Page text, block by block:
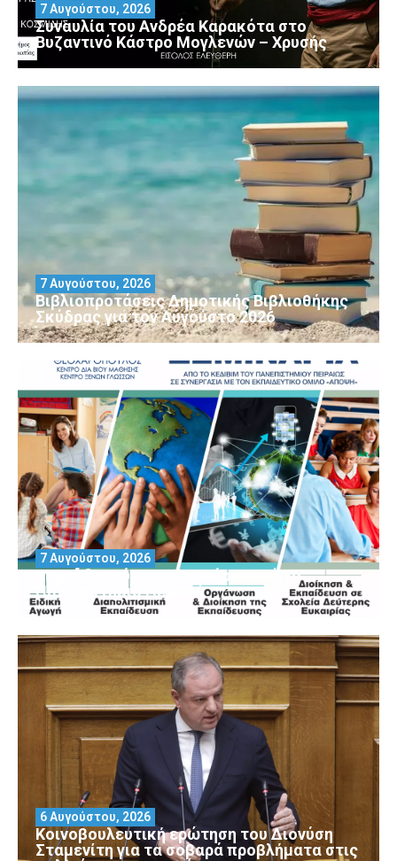
Συναυλία του Ανδρέα Καρακότα στο
Βυζαντινό Κάστρο Μογλενών – Χρυσής
7 Αυγούστου, 2026
Βιβλιοπροτάσεις Δημοτικής Βιβλιοθήκης
Σκύδρας για τον Αύγούστο 2026
7 Αυγούστου, 2026
Μοριοδοτούμενα Σεμινάρια από το
Πανεπιστήμιο Πειραιά
7 Αυγούστου, 2026
Κοινοβουλευτική ερώτηση του Διονύση
Σταμενίτη για τα σοβαρά προβλήματα στις
6 Αυγούστου, 2026